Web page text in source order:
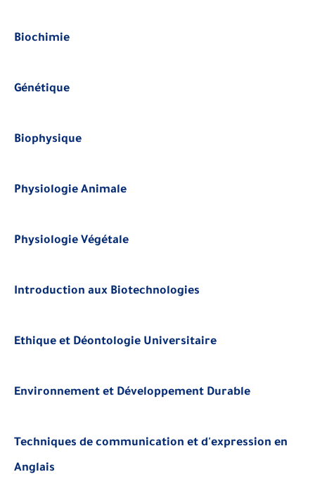
Biochimie
Génétique
Biophysique
Physiologie Animale
Physiologie Végétale
Introduction aux Biotechnologies
Ethique et Déontologie Universitaire
Environnement et Développement Durable
Techniques de communication et d'expression en
Anglais